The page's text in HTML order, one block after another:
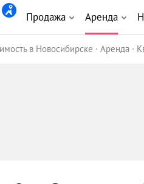
Продажа Аренда
в Новосибирске Аренда